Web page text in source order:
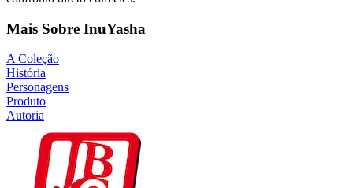
Mais Sobre InuYasha
A Coleção
História
Personagens
Produto
Autoria